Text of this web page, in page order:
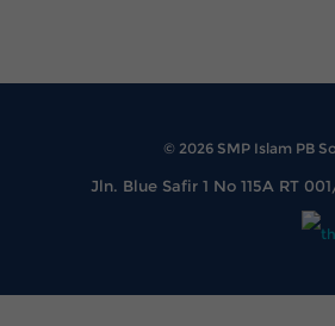
© 2026 SMP Islam PB
Jln. Blue Safir 1 No 115A RT